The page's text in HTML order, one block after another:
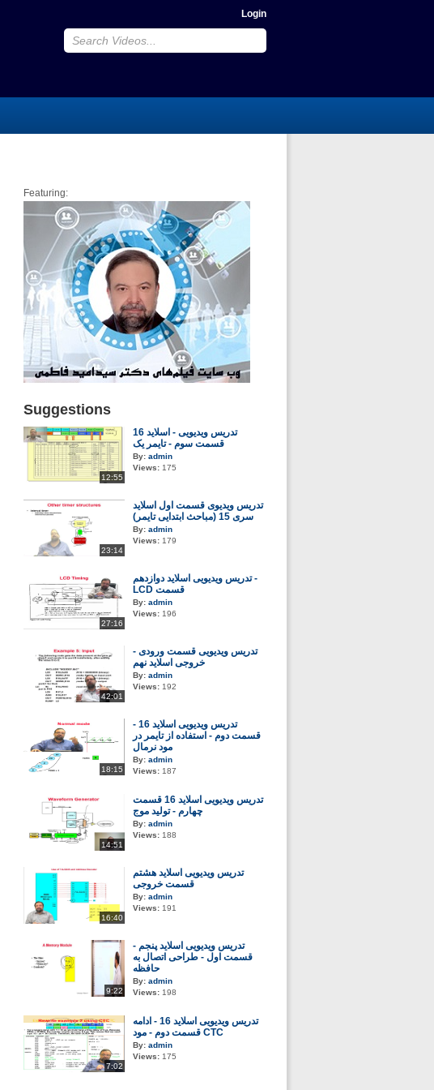
Login
Featuring:
Suggestions
12:55
تدریس ویدیویی - اسلاید 16
قسمت سوم - تایمر یک
By: admin
Views: 175
23:14
تدریس ویدیوی قسمت اول اسلاید
سری 15 (مباحث ابتدایی تایمر)
By: admin
Views: 179
27:16
تدریس ویدیویی اسلاید دوازدهم -
LCD قسمت
By: admin
Views: 196
42:01
تدریس ویدیویی قسمت ورودی -
خروجی اسلاید نهم
By: admin
Views: 192
18:15
تدریس ویدیویی اسلاید 16 -
قسمت دوم - استفاده از تایمر در
مود نرمال
By: admin
Views: 187
14:51
تدریس ویدیویی اسلاید 16 قسمت
چهارم - تولید موج
By: admin
Views: 188
16:40
تدریس ویدیویی اسلاید هشتم
قسمت خروجی
By: admin
Views: 191
9:22
تدریس ویدیویی اسلاید پنجم -
قسمت اول - طراحی اتصال به
حافظه
By: admin
Views: 198
7:02
تدریس ویدیویی اسلاید 16 - ادامه
قسمت دوم - مود CTC
By: admin
Views: 175